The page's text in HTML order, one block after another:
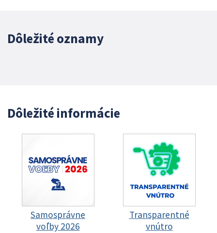
Dôležité oznamy
Dôležité informácie
Samosprávne
voľby 2026
Transparentné
vnútro